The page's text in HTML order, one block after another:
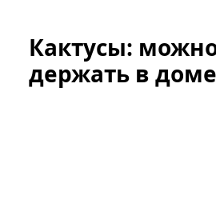
Кактусы:
держать в доме